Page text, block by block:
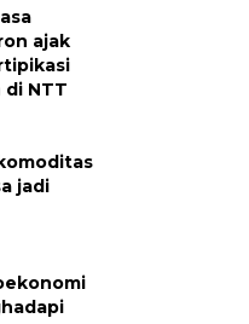
ajak
NTT
jadi